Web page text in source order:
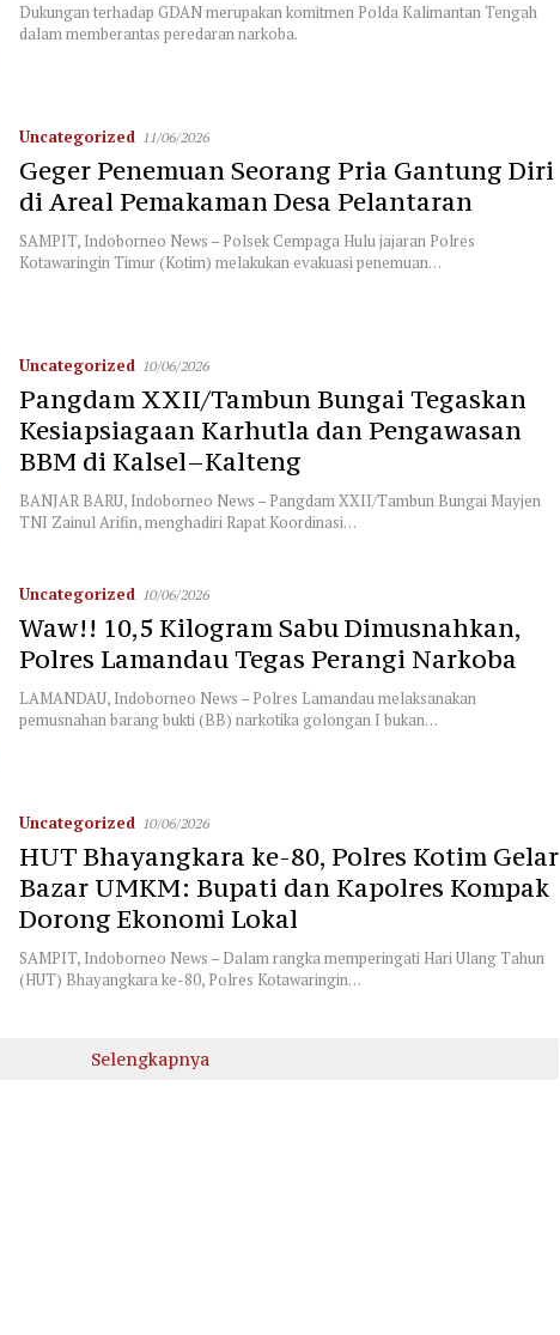
Dukungan terhadap GDAN merupakan komitmen Polda Kalimantan Tengah
dalam memberantas peredaran narkoba.
Uncategorized 11/06/2026
Geger Penemuan Seorang Pria Gantung Diri
di Areal Pemakaman Desa Pelantaran
SAMPIT, Indoborneo News – Polsek Cempaga Hulu jajaran Polres
Kotawaringin Timur (Kotim) melakukan evakuasi penemuan…
Uncategorized 10/06/2026
Pangdam XXII/Tambun Bungai Tegaskan
Kesiapsiagaan Karhutla dan Pengawasan
BBM di Kalsel–Kalteng
BANJAR BARU, Indoborneo News – Pangdam XXII/Tambun Bungai Mayjen
TNI Zainul Arifin, menghadiri Rapat Koordinasi…
Uncategorized 10/06/2026
Waw!! 10,5 Kilogram Sabu Dimusnahkan,
Polres Lamandau Tegas Perangi Narkoba
LAMANDAU, Indoborneo News – Polres Lamandau melaksanakan
pemusnahan barang bukti (BB) narkotika golongan I bukan…
Uncategorized 10/06/2026
HUT Bhayangkara ke-80, Polres Kotim Gelar
Bazar UMKM: Bupati dan Kapolres Kompak
Dorong Ekonomi Lokal
SAMPIT, Indoborneo News – Dalam rangka memperingati Hari Ulang Tahun
(HUT) Bhayangkara ke-80, Polres Kotawaringin…
Selengkapnya